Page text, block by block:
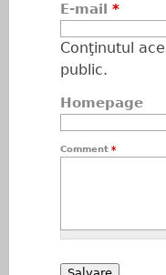
E-mail *
Conţinutul
public.
Homepage
Comment *